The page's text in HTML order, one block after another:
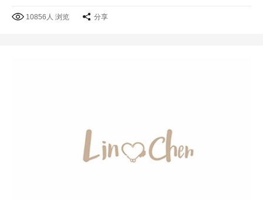
10856人 浏览 分享